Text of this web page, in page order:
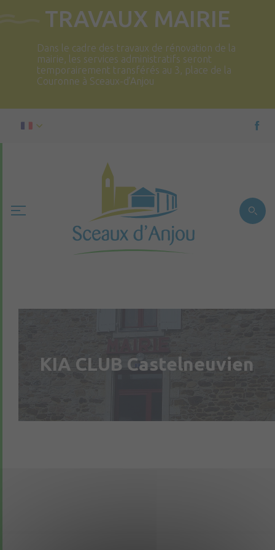
TRAVAUX MAIRIE
Dans le cadre des travaux de rénovation de la
mairie, les services administratifs seront
temporairement transférés au 3, place de la
Couronne à Sceaux-d’Anjou
KIA CLUB Castelneuvien